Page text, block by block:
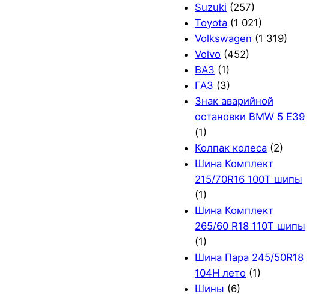
Suzuki (257)
Toyota (1 021)
Volkswagen (1 319)
Volvo (452)
ВАЗ (1)
ГАЗ (3)
Знак аварийной
остановки BMW 5 E39
(1)
Колпак колеса (2)
Шина Комплект
215/70R16 100T шипы
(1)
Шина Комплект
265/60 R18 110T шипы
(1)
Шина Пара 245/50R18
104H лето (1)
Шины (6)